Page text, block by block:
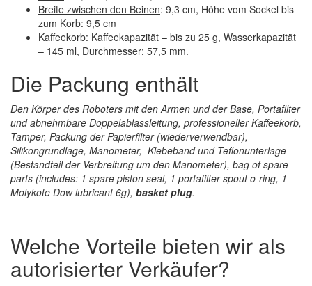
Breite zwischen den Beinen: 9,3 cm, Höhe vom Sockel bis
zum Korb: 9,5 cm
Kaffeekorb: Kaffeekapazität – bis zu 25 g, Wasserkapazität
– 145 ml, Durchmesser: 57,5 mm.
Die Packung enthält
Den Körper des Roboters mit den Armen und der Base, Portafilter
und abnehmbare Doppelablassleitung, professioneller Kaffeekorb,
Tamper, Packung der Papierfilter (wiederverwendbar),
Silikongrundlage, Manometer, Klebeband und Teflonunterlage
(Bestandteil der Verbreitung um den Manometer), bag of spare
parts (includes: 1 spare piston seal, 1 portafilter spout o-ring, 1
Molykote Dow lubricant 6g), basket plug.
Welche Vorteile bieten wir als
autorisierter Verkäufer?